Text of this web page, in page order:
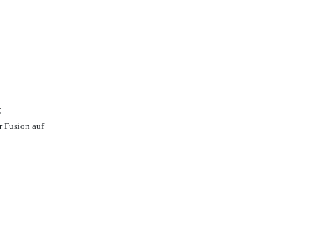
Fusion auf